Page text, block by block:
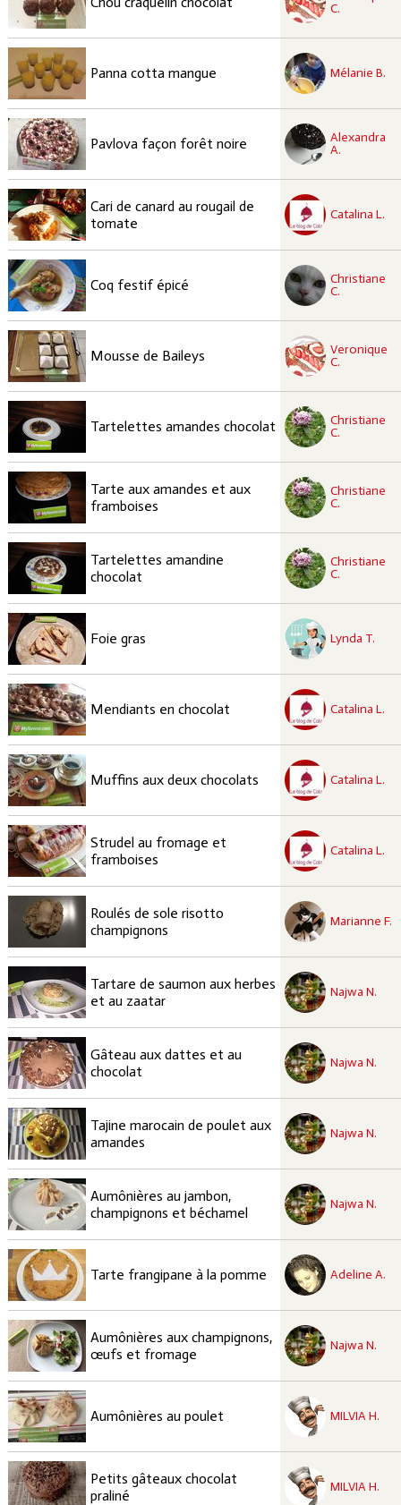
C.
Panna cotta mangue Mélanie B.
recette à tester
Pavlova façon forêt noire
Alexandra
A.
recette à tester
Cari de canard au rougail de
tomate
Catalina L.
recette à tester
Coq festif épicé
Christiane
C.
recette à tester
Mousse de Baileys
Veronique
C.
recette à tester
Tartelettes amandes chocolat
Christiane
C.
recette à tester
Tarte aux amandes et aux
framboises
Christiane
C.
recette à tester
Tartelettes amandine
chocolat
Christiane
C.
recette à tester
Foie gras Lynda T.
recette à tester
Mendiants en chocolat Catalina L.
recette à tester
Muffins aux deux chocolats Catalina L.
recette à tester
Strudel au fromage et
framboises
Catalina L.
recette à tester
Roulés de sole risotto
champignons
Marianne F.
recette à tester
Tartare de saumon aux herbes
et au zaatar
Najwa N.
recette à tester
Gâteau aux dattes et au
chocolat
Najwa N.
recette à tester
Tajine marocain de poulet aux
amandes
Najwa N.
recette à tester
Aumônières au jambon,
champignons et béchamel
Najwa N.
recette à tester
Tarte frangipane à la pomme Adeline A.
recette à tester
Aumônières aux champignons,
œufs et fromage
Najwa N.
recette à tester
Aumônières au poulet MILVIA H.
recette à tester
Petits gâteaux chocolat
praliné
MILVIA H.
recette à tester